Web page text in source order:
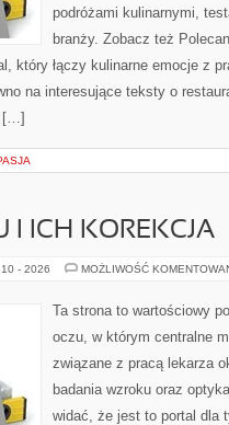
podróżami kulinarnymi,
branży. Zobacz też
który łączy kulinarne emocje z
na interesujące teksty o
[…]
I ICH KOREKCJA
- 2026 MOŻLIWOŚĆ
Ta strona to wartościowy
oczu, w którym centralne
związane z pracą lekarza
badania wzroku oraz
widać, że jest to portal dla